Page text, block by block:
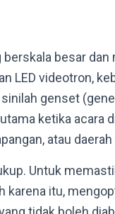
besar dan
LED videotron,
genset
ketika acara
atau
Untuk
karena itu,